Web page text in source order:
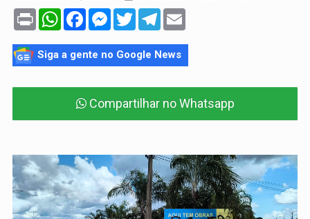
Print WhatsAppFacebookMessenger
TwitterTelegram
Siga a gente no Google News
Compartilhar no Whatsapp